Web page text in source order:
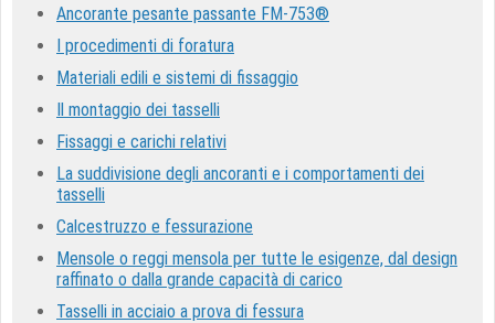
Ancorante pesante passante FM-753®
I procedimenti di foratura
Materiali edili e sistemi di fissaggio
Il montaggio dei tasselli
Fissaggi e carichi relativi
La suddivisione degli ancoranti e i comportamenti dei
tasselli
Calcestruzzo e fessurazione
Mensole o reggi mensola per tutte le esigenze, dal design
raffinato o dalla grande capacità di carico
Tasselli in acciaio a prova di fessura